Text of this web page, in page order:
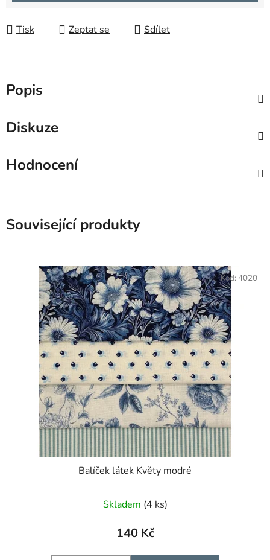
Tisk Zeptat se Sdílet
Popis
Diskuze
Hodnocení
Související produkty
Balíček látek Květy modré
Skladem (4 ks)
140 Kč
Kód: 4020